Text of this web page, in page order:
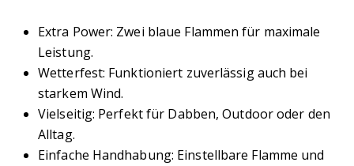
Extra Power: Zwei blaue Flammen für maximale
Leistung.
Wetterfest: Funktioniert zuverlässig auch bei
starkem Wind.
Vielseitig: Perfekt für Dabben, Outdoor oder den
Alltag.
Einfache Handhabung: Einstellbare Flamme und